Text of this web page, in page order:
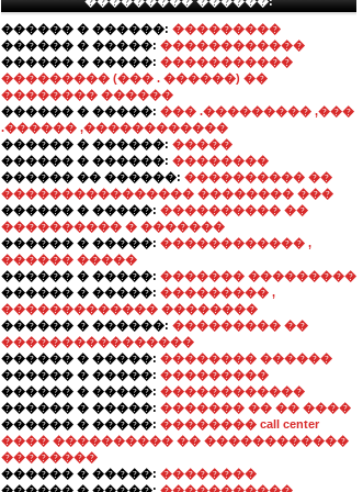
������ � ������: ���������
������ � �����: ������������
������ � �����: �����������
��������� (��� . ������) ��
�������� ������
������ � �����: ��� .��������� ,���
.������ ,������������
������ � ������: �����
������ � ������: ��������
������ �� ������: ���������� ��
���������������� �������� ���
������ � �����: ���������� ��
���������� � �������
������ � �����: ������������ ,
������ �����
������ � �����: ������� ���������
������ � �����: ��������� ,
������������� ��������
������ � ������: ��������� ��
����������������
������ � �����: �������� ������
������ � �����: ���������
������ � �����: ������������
������ � �����: ������� �� �� ����
������ � �����: �������� call center
���� ���������� �� ������������
��������
������ � �����: ��������